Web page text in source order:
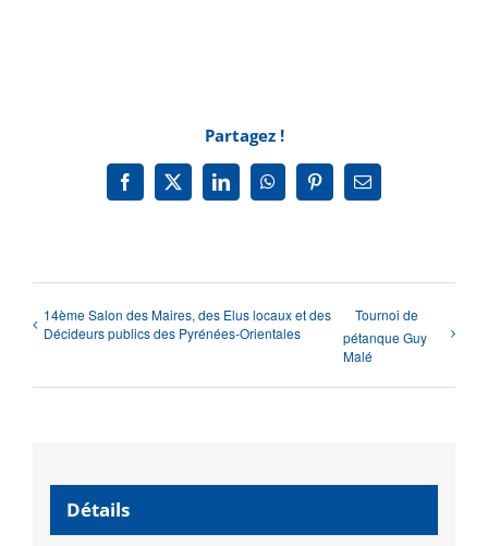
Partagez !
Facebook
X LinkedInWhatsAppPinterestEmail
14ème Salon des Maires, des Elus locaux et des
Décideurs publics des Pyrénées-Orientales
Tournoi de
pétanque Guy
Malé
Détails